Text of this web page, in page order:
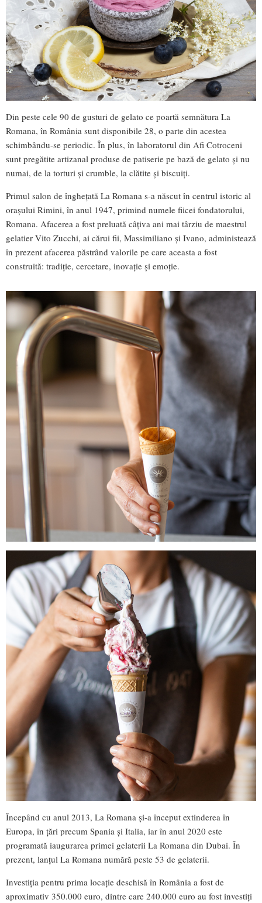
Din peste cele 90 de gusturi de gelato ce poartă semnătura La
Romana, în România sunt disponibile 28, o parte din acestea
schimbându-se periodic. În plus, în laboratorul din Afi Cotroceni
sunt pregătite artizanal produse de patiserie pe bază de gelato și nu
numai, de la torturi și crumble, la clătite și biscuiți.
Primul salon de înghețată La Romana s-a născut în centrul istoric al
orașului Rimini, în anul 1947, primind numele fiicei fondatorului,
Romana. Afacerea a fost preluată câțiva ani mai târziu de maestrul
gelatier Vito Zucchi, ai cărui fii, Massimiliano și Ivano, administează
în prezent afacerea păstrând valorile pe care aceasta a fost
construită: tradiție, cercetare, inovație și emoție.
Începând cu anul 2013, La Romana și-a început extinderea în
Europa, în țări precum Spania și Italia, iar în anul 2020 este
programată iaugurarea primei gelaterii La Romana din Dubai. În
prezent, lanțul La Romana numără peste 53 de gelaterii.
Investiția pentru prima locație deschisă în România a fost de
aproximativ 350.000 euro, dintre care 240.000 euro au fost investiți